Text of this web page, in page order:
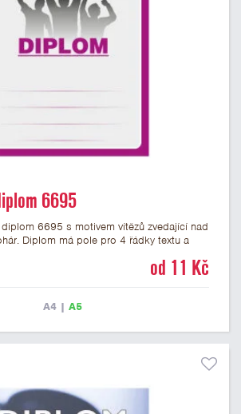
6695
diplom 6695 s motivem vítězů zvedající nad
Diplom má pole pro 4 řádky textu a
univerzální diplom je vhodný pro
má gramáž 250 g/m2.
od 11 Kč
A4| A5